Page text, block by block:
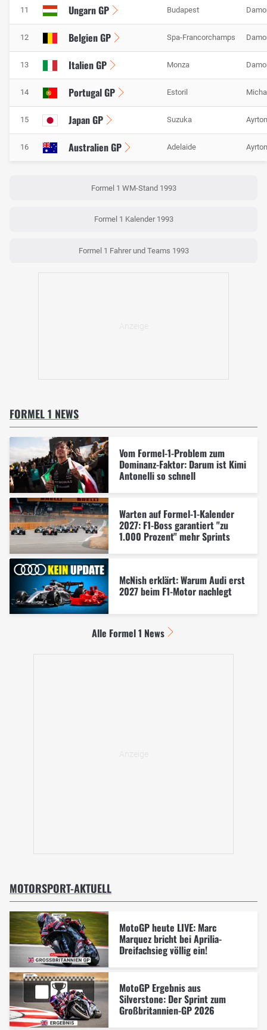
11 Ungarn GP Budapest
12 Belgien GP Spa-Francorchamps
13 Italien GP Monza
14 Portugal GP Estoril
15 Japan GP Suzuka
16 Australien GP Adelaide
Formel 1 WM-Stand 1993
Formel 1 Kalender 1993
Formel 1 Fahrer und Teams 1993
FORMEL 1 NEWS
Vom Formel-1-Problem zum
Dominanz-Faktor: Darum ist Kimi
Antonelli so schnell
Warten auf Formel-1-Kalender
2027: F1-Boss garantiert "zu
1.000 Prozent" mehr Sprints
McNish erklärt: Warum Audi erst
2027 beim F1-Motor nachlegt
Alle Formel 1 News
MOTORSPORT-AKTUELL
MotoGP heute LIVE: Marc
Marquez bricht bei Aprilia-
Dreifachsieg völlig ein!
MotoGP Ergebnis aus
Silverstone: Der Sprint zum
Großbritannien-GP 2026